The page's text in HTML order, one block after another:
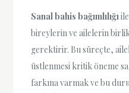
Sanal bahis bağımlılığı
bireylerin ve ailelerin
gerektirir. Bu süreçte,
üstlenmesi kritik öneme
farkına varmak ve bu